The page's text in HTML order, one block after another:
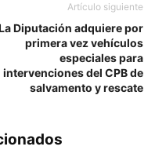
Artículo siguiente
Diputación adquiere por
primera vez vehículos
especiales para
intervenciones del CPB de
salvamento y rescate